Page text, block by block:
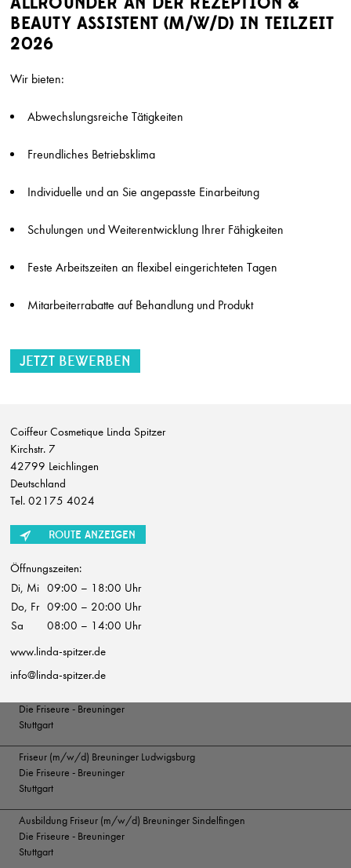
SUCHRADIUS
Friseur (m/w/d)
Potsdam
Friseur (w/m/d) in Vollzeit gesucht
Herget & Muth
Top Style
Friseur (m/w/d) Teilzeit
Jungfriseur/in (m/w/d) in Vollzeit
Friseur/in (m/w/d) in Voll-/Teilzeit
Stefan Probst
Stuttgart
Beauty Assistient / Quereinsteiger/in (m/w/d)
Düsseldorf
Friseur (m/w/d) Teilzeit
Gabi Stern
Asperg
Friseur (m/w/d) Breuninger Sindelfingen
Die Friseure - Breuninger
Die Friseure - Breuninger
Stuttgart
Friseur (m/w/d) Breuninger Ludwigsburg
Die Friseure - Breuninger
Stuttgart
Ausbildung Friseur (m/w/d) Breuninger Sindelfingen
Die Friseure - Breuninger
Stuttgart
BEAUTY ASSISTENT (M/W/D) IN TEILZEIT
2026
Wir bieten:
Abwechslungsreiche Tätigkeiten
Freundliches Betriebsklima
Individuelle und an Sie angepasste Einarbeitung
Schulungen und Weiterentwicklung Ihrer Fähigkeiten
Feste Arbeitszeiten an flexibel eingerichteten Tagen
Mitarbeiterrabatte auf Behandlung und Produkt
Coiffeur Cosmetique Linda Spitzer
Kirchstr. 7
42799 Leichlingen
Deutschland
Tel. 02175 4024
ROUTE ANZEIGEN
Öffnungszeiten:
Di, Mi 09:00 – 18:00 Uhr
Do, Fr 09:00 – 20:00 Uhr
Sa
08:00 – 14:00 Uhr
www.linda-spitzer.de
info@linda-spitzer.de